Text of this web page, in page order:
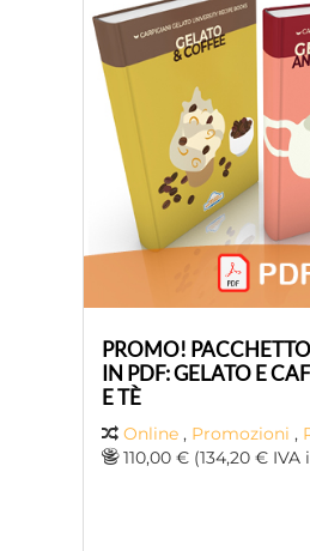
PROMO!
IN PDF: GELATO E
E TÈ
Online , Promozioni ,
110,00 € (134,20 € IVA